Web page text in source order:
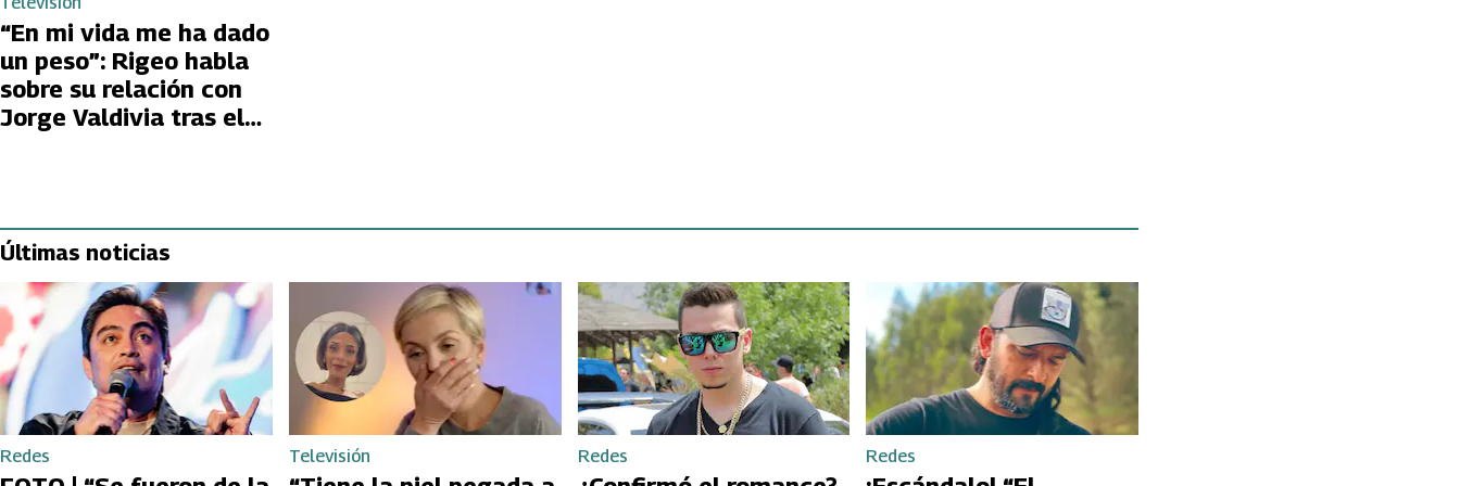
“En mi vida me ha dado
un peso”: Rigeo habla
sobre su relación con
Jorge Valdivia tras el
Últimas noticias
Redes Televisión Redes Redes